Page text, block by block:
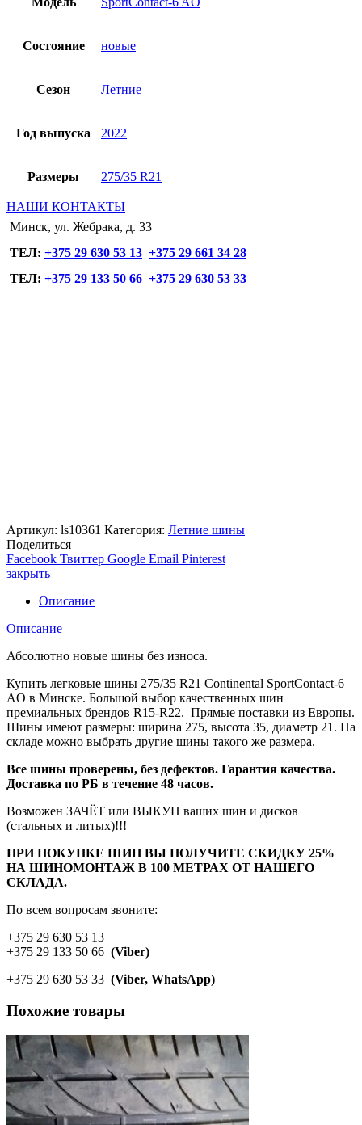
Состояние новые
Сезон Летние
Год выпуска 2022
Размеры 275/35 R21
НАШИ КОНТАКТЫ
Минск, ул. Жебрака, д. 33
ТЕЛ: +375 29 630 53 13 +375 29 661 34 28
ТЕЛ: +375 29 133 50 66 +375 29 630 53 33
Артикул: ls10361 Категория: Летние шины
Поделиться
Facebook Твиттер Google Email Pinterest
закрыть
Описание
Описание
Абсолютно новые шины без износа.
Купить легковые шины 275/35 R21 Continental SportContact-6
AO в Минске. Большой выбор качественных шин
премиальных брендов R15-R22. Прямые поставки из Европы.
Шины имеют размеры: ширина 275, высота 35, диаметр 21. На
складе можно выбрать другие шины такого же размера.
Все шины проверены, без дефектов. Гарантия качества.
Доставка по РБ в течение 48 часов.
Возможен ЗАЧЁТ или ВЫКУП ваших шин и дисков
(стальных и литых)!!!
ПРИ ПОКУПКЕ ШИН ВЫ ПОЛУЧИТЕ СКИДКУ 25%
НА ШИНОМОНТАЖ В 100 МЕТРАХ ОТ НАШЕГО
СКЛАДА.
По всем вопросам звоните:
+375 29 630 53 13
+375 29 133 50 66 (Viber)
+375 29 630 53 33 (Viber, WhatsApp)
Похожие товары